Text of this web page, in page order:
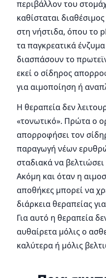
περιβάλλον του
καθίσταται
στη νήστιδα, όπου το
τα παγκρεατικά
διασπάσουν το
εκεί ο σίδηρος
για αιμοποίηση ή
Η θεραπεία δεν
«τονωτικό». Πρώτα ο
απορροφήσει τον
παραγωγή νέων
σταδιακά να
Ακόμη και όταν η
αποθήκες μπορεί να
διάρκεια θεραπείας
Για αυτό η θεραπεία
αυθαίρετα μόλις ο
καλύτερα ή μόλις